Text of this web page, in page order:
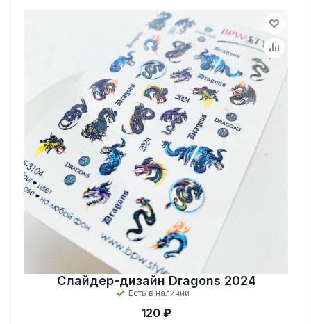
Слайдер-дизайн Dragons 2024
Есть в наличии
120 ₽